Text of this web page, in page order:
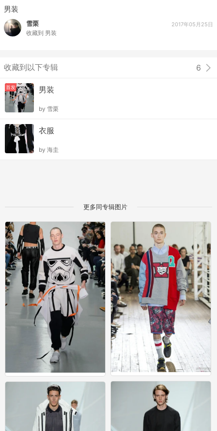
男装
雪栗
收藏到 男装
2017年05月25日
收藏到以下专辑 6
首发 男装
by 雪栗
衣服
by 海圭
更多同专辑图片
运动